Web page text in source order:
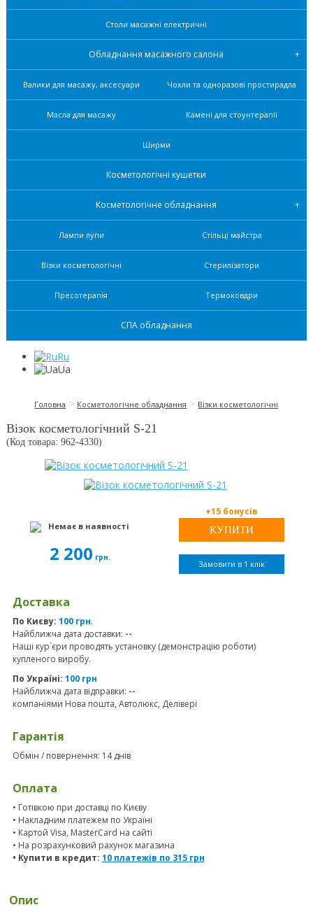
Столи масажні електричні
Обладнання масажного салона
Валики для масажу, аксесуари Чохли та одноразові простирадла
Масла для масажу Камені для стоунтерапії
Ширми
Косметологічні кушетки
Косметологічне обладнання
Лампи лупи Стільці майстра
Візки косметологічні Стерилізатори
Пресотерапія Термоковдри
СПА обладнання
Ru
Ua
Головна > Косметологічне обладнання > Візки косметологічні
Візок косметологічний S-21
(Код товара: 962-4330)
Немає в наявності
2 200 грн.
+15 бонусів
Замовити в 1 клік
Доставка
По Києву: 100 грн.
Найближча дата доставки: --
Наші кур`єри проводять установку (демонстрацію роботи)
купленого виробу.
По Україні: 100 грн
Найближча дата відправки: --
компаніями Нова пошта, Автолюкс, Делівері
Гарантія
Обмін / повернення: 14 днів
Оплата
• Готівкою при доставці по Києву
• Накладним платежем по Україні
• Картой Visa, MasterCard на сайті
• На розрахунковий рахунок магазина
• Купити в кредит: 10 платежів по 315 грн
Опис